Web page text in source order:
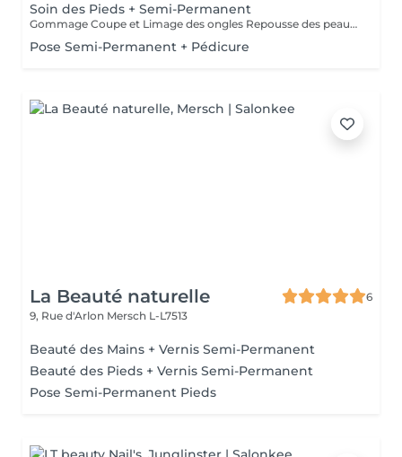
Soin des Pieds + Semi-Permanent
Gommage Coupe et Limage des ongles Repousse des peaux mortes Coupe des cuticules Pose de semi-permanent Massage des pieds Masque hydratant
Pose Semi-Permanent + Pédicure
La Beauté naturelle
6
9, Rue d'Arlon Mersch L-L7513
Beauté des Mains + Vernis Semi-Permanent
Beauté des Pieds + Vernis Semi-Permanent
Pose Semi-Permanent Pieds